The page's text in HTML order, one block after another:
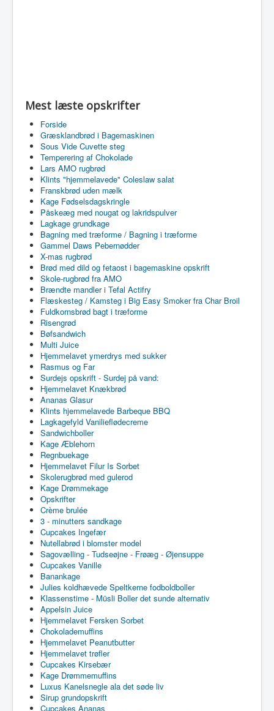
Mest læste opskrifter
Forside
Græsklandbrød i Bagemaskinen
Sous Vide Cuvette steg
Temperering af Chokolade
Lars AMO rugbrød
Klints "hjemmelavede" Coleslaw salat
Franskbrød uden mælk
Kage Fødselsdagskringle
Påskeæg med nougat og lakridspulver
Lagkage grundkage
Bagning med træforme / Bagning i træforme
Gammel Daws Pebernødder
X-mas rugbrød
Brød med dild og fetaost i bagemaskine opskrift
Skole-rugbrød fra AMO
Brændte mandler i Tefal Actifry
Flæskesteg / Kamsteg i Big Easy Smoker fra Char Broil
Fuldkornsbrød bagt i træforme
Risengrød
Bøfsandwich
Multi Juice
Hjemmelavet ymerdrys med sukker
Rasmus og Far
Surdejs opskrift - Surdej på vand:
Hjemmelavet Knækbrød
Ananas Glasur
Klints hjemmelavede Barbeque BBQ
Lagkagefyld Vanilieflødecreme
Sandwichboller
Kage Æblehorn
Regnbuekage
Hjemmelavet Filur Is Sorbet
Skolerugbrød med gulerod
Kage Drømmekage
Opskrifter
Crème brulée
3 - minutters sandkage
Cupcakes Ingefær
Nutellabrød i blomster model
Sagovælling - Tudseøjne - Frøæg - Øjensuppe
Cupcakes Vanille
Banankage
Julies koldhævede Speltkerne fodboldboller
Klassenstime - Müsli Boller det sunde alternativ
Appelsin Juice
Hjemmelavet Fersken Sorbet
Chokolademuffins
Hjemmelavet Peanutbutter
Hjemmelavet trøfler
Cupcakes Kirsebær
Kage Drømmemuffins
Luxus Kanelsnegle ala det søde liv
Sirup grundopskrift
Cupcakes Ananas